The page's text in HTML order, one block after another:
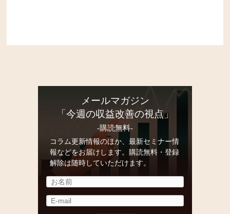
メールマガジン
「今週の収益改善の視点」
-購読無料-
コラム更新情報のほか、最新セミナー情
報などをお届けします。購読無料・登録
解除は随時していただけます。